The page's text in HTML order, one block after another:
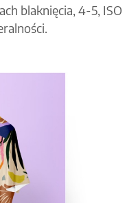
blaknięcia, 4-5, ISO